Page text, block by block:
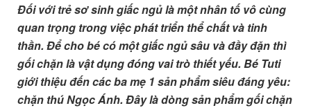
Đối với trẻ sơ sinh giấc ngủ là một nhân tố vô cùng
quan trọng trong việc phát triển thể chất và tinh
thần. Để cho bé có một giấc ngủ sâu và đầy đặn thì
gối chặn là vật dụng đóng vai trò thiết yếu. Bé Tuti
giới thiệu đến các ba mẹ 1 sản phẩm siêu đáng yêu:
chặn thú Ngọc Ánh. Đây là dòng sản phẩm gối chặn